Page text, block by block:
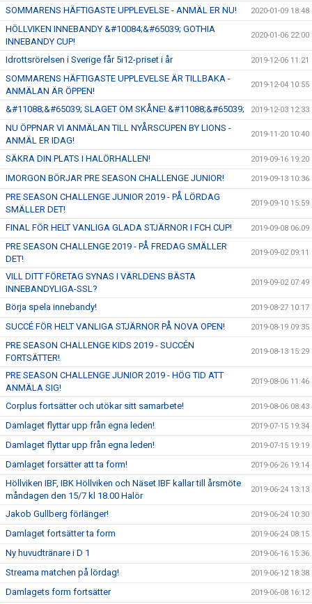
SOMMARENS HÄFTIGASTE UPPLEVELSE - ANMÄL ER NU! 2020-01-09 18:48
HÖLLVIKEN INNEBANDY &#10084;&#65039; GOTHIA
INNEBANDY CUP!
2020-01-06 22:00
Idrottsrörelsen i Sverige får 5i12-priset i år 2019-12-06 11:21
SOMMARENS HÄFTIGASTE UPPLEVELSE ÄR TILLBAKA -
ANMÄLAN ÄR ÖPPEN!
2019-12-04 10:55
&#11088;&#65039; SLAGET OM SKÅNE! &#11088;&#65039; 2019-12-03 12:33
NU ÖPPNAR VI ANMÄLAN TILL NYÅRSCUPEN BY LIONS -
ANMÄL ER IDAG!
2019-11-20 10:40
SÄKRA DIN PLATS I HALÖRHALLEN! 2019-09-16 19:20
IMORGON BÖRJAR PRE SEASON CHALLENGE JUNIOR! 2019-09-13 10:36
PRE SEASON CHALLENGE JUNIOR 2019 - PÅ LÖRDAG
SMÄLLER DET!
2019-09-10 15:59
FINAL FÖR HELT VANLIGA GLADA STJÄRNOR I FCH CUP! 2019-09-08 06:09
PRE SEASON CHALLENGE 2019 - PÅ FREDAG SMÄLLER
DET!
2019-09-02 09:11
VILL DITT FÖRETAG SYNAS I VÄRLDENS BÄSTA
INNEBANDYLIGA-SSL?
2019-09-02 07:49
Börja spela innebandy! 2019-08-27 10:17
SUCCÉ FÖR HELT VANLIGA STJÄRNOR PÅ NOVA OPEN! 2019-08-19 09:35
PRE SEASON CHALLENGE KIDS 2019 - SUCCÉN
FORTSÄTTER!
2019-08-13 15:29
PRE SEASON CHALLENGE JUNIOR 2019 - HÖG TID ATT
ANMÄLA SIG!
2019-08-06 11:46
Corplus fortsätter och utökar sitt samarbete! 2019-08-06 08:43
Damlaget flyttar upp från egna leden! 2019-07-15 19:34
Damlaget flyttar upp från egna leden! 2019-07-15 19:19
Damlaget forsätter att ta form! 2019-06-26 19:14
Höllviken IBF, IBK Höllviken och Näset IBF kallar till årsmöte
måndagen den 15/7 kl 18.00 Halör
2019-06-24 13:13
Jakob Gullberg förlänger! 2019-06-24 10:30
Damlaget fortsätter ta form 2019-06-24 08:15
Ny huvudtränare i D 1 2019-06-16 15:36
Streama matchen på lördag! 2019-06-12 18:38
Damlagets form fortsätter 2019-06-08 16:12